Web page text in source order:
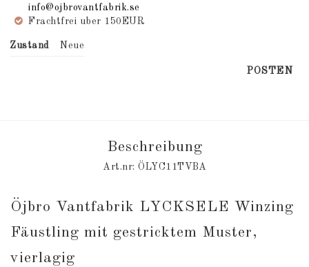
info@ojbrovantfabrik.se
Frachtfrei uber 150EUR
Zustand Neue
POSTEN
Beschreibung
Art.nr: ÖLYC11TVBA
Öjbro Vantfabrik LYCKSELE Winzing
Fäustling mit gestricktem Muster,
vierlagig